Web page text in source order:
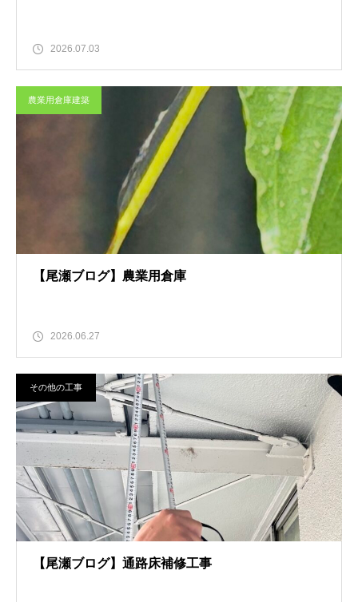
2026.07.03
農業用倉庫建築
【尾瀬ブログ】農業用倉庫
2026.06.27
その他の工事
【尾瀬ブログ】通路床補修工事